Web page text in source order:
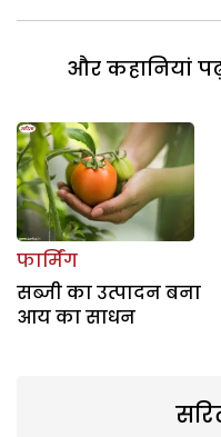
और कहानियां
फार्मिंग
सब्जी का उत्पादन बना
आय का साधन